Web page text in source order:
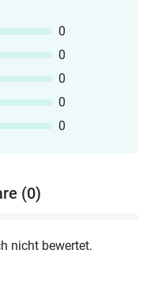
0
0
0
0
0
(0)
nicht bewertet.